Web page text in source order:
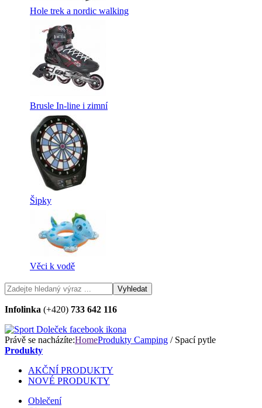
Hole trek a nordic walking
Brusle In-line i zimní
Šipky
Věci k vodě
Infolinka (+420) 733 642 116
Právě se nacházíte:HomeProdukty Camping / Spací pytle
Produkty
AKČNÍ PRODUKTY
NOVÉ PRODUKTY
Oblečení